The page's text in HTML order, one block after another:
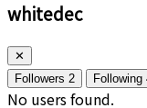
whitedec
✕
Followers 2 Following
No users found.